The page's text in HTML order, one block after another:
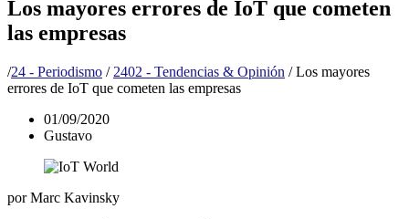
Los mayores errores de IoT que cometen
las empresas
/24 - Periodismo / 2402 - Tendencias & Opinión /Los mayores
errores de IoT que cometen las empresas
01/09/2020
Gustavo
por Marc Kavinsky